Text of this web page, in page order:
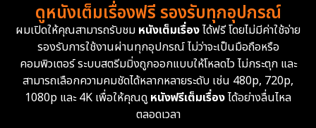
Dystopian 16
Emotional 61
Epic มหากาพย์ 225
ดูหนังเต็มเรื่องฟรี รองรับทุกอุปกรณ์
ผมเปิดให้คุณสามารถรับชม หนังเต็มเรื่องได้ฟรี โดยไม่มีค่าใช้จ่าย
รองรับการใช้งานผ่านทุกอุปกรณ์ ไม่ว่าจะเป็นมือถือหรือ
คอมพิวเตอร์ ระบบสตรีมมิ่งถูกออกแบบให้โหลดไว ไม่กระตุก และ
สามารถเลือกความคมชัดได้หลากหลายระดับ เช่น 480p, 720p,
1080p และ 4K เพื่อให้คุณดูหนังฟรีเต็มเรื่องได้อย่างลื่นไหล
ตลอดเวลา